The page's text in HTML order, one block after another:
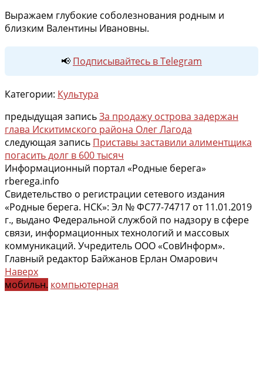
Выражаем глубокие соболезнования родным и
близким Валентины Ивановны.
📢 Подписывайтесь в Telegram
Категории: Культура
предыдущая записьЗа продажу острова задержан
глава Искитимского района Олег Лагода
следующая запись Приставы заставили алиментщика
погасить долг в 600 тысяч
Информационный портал «Родные берега»
rberega.info
Свидетельство о регистрации сетевого издания
«Родные берега. НСК»: Эл № ФС77-74717 от 11.01.2019
г., выдано Федеральной службой по надзору в сфере
связи, информационных технологий и массовых
коммуникаций. Учредитель ООО «СовИнформ».
Главный редактор Байжанов Ерлан Омарович
Наверх
мобильн. компьютерная